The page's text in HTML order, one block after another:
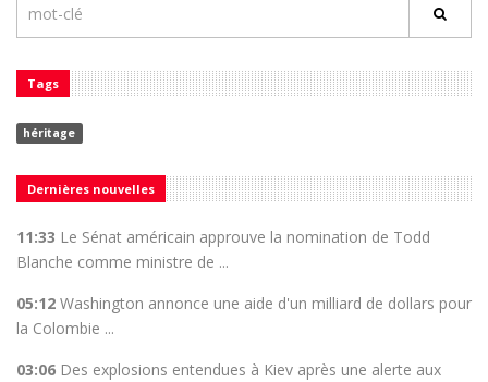
Tags
héritage
Dernières nouvelles
11:33 Le Sénat américain approuve la nomination de Todd
Blanche comme ministre de ...
05:12 Washington annonce une aide d'un milliard de dollars pour
la Colombie ...
03:06 Des explosions entendues à Kiev après une alerte aux